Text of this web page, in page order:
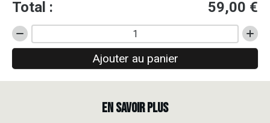
Total : 59,00 €
quantité
de
déco
Motocross
Ajouter au panier
EN SAVOIR PLUS